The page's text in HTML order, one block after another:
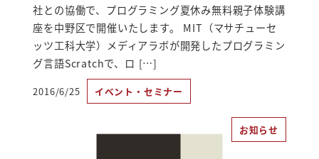
社との協働で、プログラミング夏休み無料親子体験講
座を中野区で開催いたします。 MIT（マサチューセ
ッツ工科大学）メディアラボが開発したプログラミン
グ言語Scratchで、ロ […]
投稿日
2016/6/25 イベント・セミナー
お知らせ